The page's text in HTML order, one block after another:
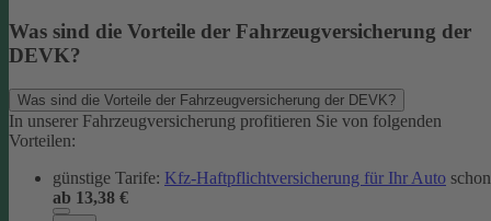
Was sind die Vorteile der Fahrzeugversicherung der
DEVK?
Was sind die Vorteile der Fahrzeugversicherung der DEVK?
In unserer Fahrzeugversicherung profitieren Sie von folgenden
Vorteilen:
günstige Tarife: Kfz-Haftpflichtversicherung für Ihr Auto schon
ab 13,38 €